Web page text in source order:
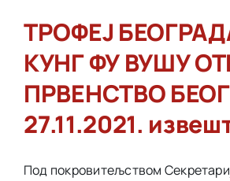
ТРОФЕЈ
КУНГ ФУ ВУШУ
ПРВЕНСТВО
27.11.2021.
Под покровитељством